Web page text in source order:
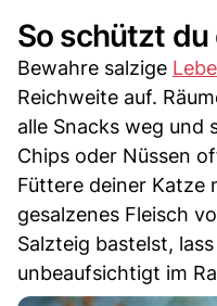
So schützt
Bewahre salzige
Reichweite auf.
alle Snacks weg und
Chips oder Nüssen
Füttere deiner Katze
gesalzenes Fleisch
Salzteig bastelst,
unbeaufsichtigt im